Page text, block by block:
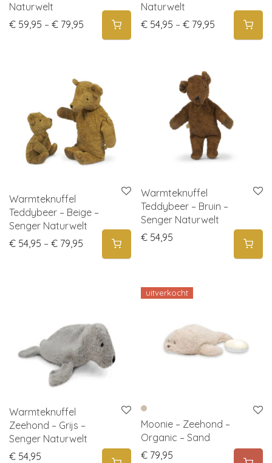
Naturwelt
€ 59,95 – € 79,95 Price range: € 59,95 through € 79,95
Naturwelt
€ 54,95 – € 79,95 Price
Warmteknuffel
Teddybeer – Beige –
Senger Naturwelt
€ 54,95 – € 79,95 Price range: € 54,95 through € 79,95
Warmteknuffel
Teddybeer – Bruin –
Senger Naturwelt
€ 54,95
Warmteknuffel
Zeehond – Grijs –
Senger Naturwelt
€ 54,95
uitverkocht
Moonie – Zeehond –
Organic – Sand
€ 79,95